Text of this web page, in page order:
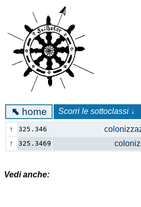
⬉ home Scorri le
↑ 325.346
colonizzazione
↑
325.3469
Vedi anche: